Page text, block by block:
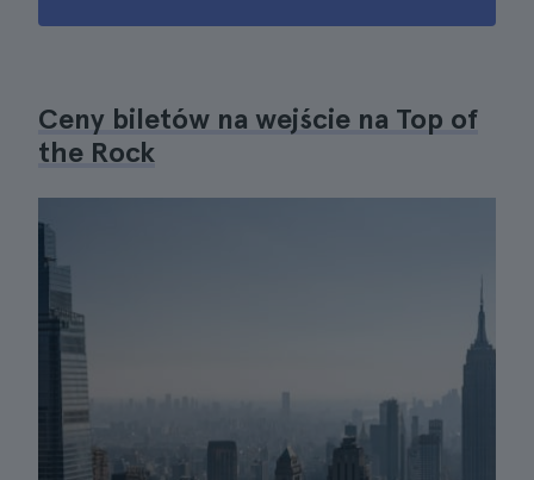
Ceny biletów na wejście na Top of
the Rock